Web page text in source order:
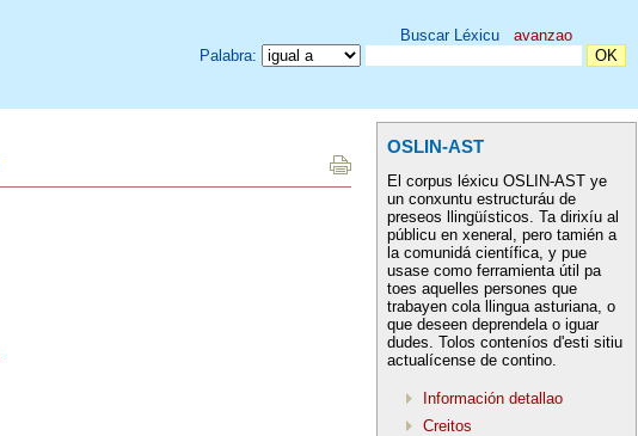
Buscar Léxicu avanzao
Palabra:
OSLIN-AST
El corpus léxicu OSLIN-AST ye
un conxuntu estructuráu de
preseos llingüísticos. Ta dirixíu al
públicu en xeneral, pero tamién a
la comunidá científica, y pue
usase como ferramienta útil pa
toes aquelles persones que
trabayen cola llingua asturiana, o
que deseen deprendela o iguar
dudes. Tolos conteníos d'esti sitiu
actualícense de contino.
Información detallao
Creitos